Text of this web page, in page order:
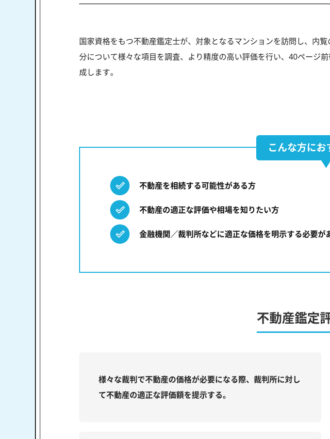
国家資格をもつ不動産鑑定士が、対象となるマンションを訪問し、内
分について様々な項目を調査、より精度の高い評価を行い、40ページ
成します。
こんな方にお
不動産を相続する可能性がある方
不動産の適正な評価や相場を知りたい方
金融機関／裁判所などに適正な価格を明示する必要が
不動産鑑定
様々な裁判で不動産の価格が必要になる際、裁判所に対し
て不動産の適正な評価額を提示する。